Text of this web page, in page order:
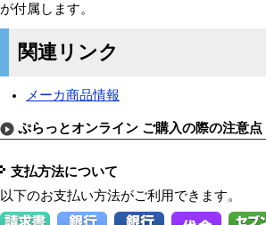
が付属します。
関連リンク
メーカ商品情報
ぷらっとオンライン ご購入の際の注意点
支払方法について
以下のお支払い方法がご利用できます。